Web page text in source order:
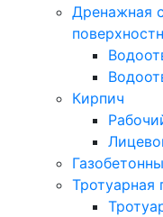
Дренажная
Кирпич
Тротуарная